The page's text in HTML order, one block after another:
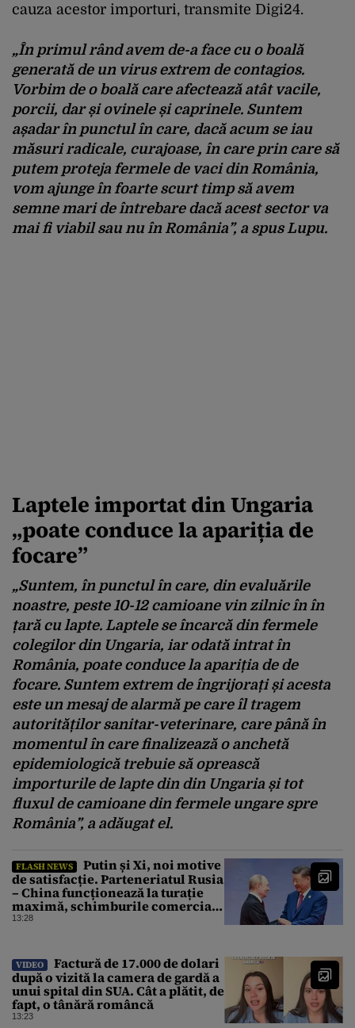
cauza acestor importuri, transmite Digi24.
„În primul rând avem de-a face cu o boală
generată de un virus extrem de contagios.
Vorbim de o boală care afectează atât vacile,
porcii, dar și ovinele și caprinele. Suntem
așadar în punctul în care, dacă acum se iau
măsuri radicale, curajoase, în care prin care să
putem proteja fermele de vaci din România,
vom ajunge în foarte scurt timp să avem
semne mari de întrebare dacă acest sector va
mai fi viabil sau nu în România”, a spus Lupu.
Laptele importat din Ungaria
„poate conduce la apariția de
focare”
„Suntem, în punctul în care, din evaluările
noastre, peste 10-12 camioane vin zilnic în în
țară cu lapte. Laptele se încarcă din fermele
colegilor din Ungaria, iar odată intrat în
România, poate conduce la apariția de de
focare. Suntem extrem de îngrijorați și acesta
este un mesaj de alarmă pe care îl tragem
autorităților sanitar-veterinare, care până în
momentul în care finalizează o anchetă
epidemiologică trebuie să oprească
importurile de lapte din din Ungaria și tot
fluxul de camioane din fermele ungare spre
România”, a adăugat el.
FLASH NEWS
Putin și Xi, noi motive
de satisfacție. Parteneriatul Rusia
– China funcționează la turație
maximă, schimburile comerciale
ating niveluri record
13:28
VIDEO
Factură de 17.000 de dolari
după o vizită la camera de gardă a
unui spital din SUA. Cât a plătit, de
fapt, o tânără româncă
13:23